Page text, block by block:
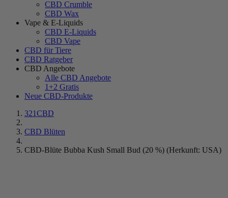
CBD Crumble
CBD Wax
Vape & E-Liquids
CBD E-Liquids
CBD Vape
CBD für Tiere
CBD Ratgeber
CBD Angebote
Alle CBD Angebote
1+2 Gratis
Neue CBD-Produkte
321CBD
CBD Blüten
CBD-Blüte Bubba Kush Small Bud (20 %) (Herkunft: USA)